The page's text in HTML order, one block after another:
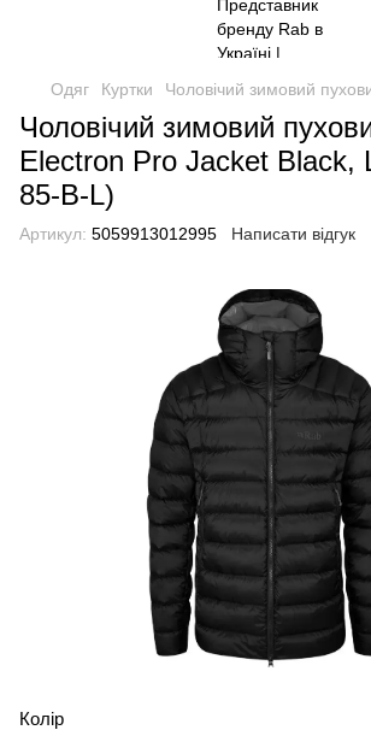
Одяг Куртки Чоловічий зимовий
Чоловічий зимовий
Electron Pro Jacket Black,
85-B-L)
Артикул: 5059913012995 Написати відгук
Колір